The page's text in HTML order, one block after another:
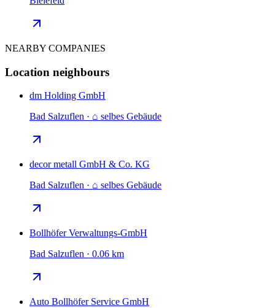
NEARBY COMPANIES
Location neighbours
dm Holding GmbH
Bad Salzuflen · ⌂ selbes Gebäude
decor metall GmbH & Co. KG
Bad Salzuflen · ⌂ selbes Gebäude
Bollhöfer Verwaltungs-GmbH
Bad Salzuflen · 0.06 km
Auto Bollhöfer Service GmbH